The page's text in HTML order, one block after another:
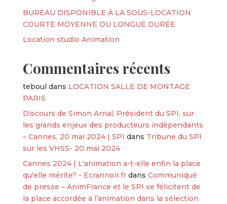
BUREAU DISPONIBLE À LA SOUS-LOCATION
COURTE MOYENNE OU LONGUE DURÉE
Location studio Animation
Commentaires récents
teboul dans LOCATION SALLE DE MONTAGE
PARIS
Discours de Simon Arnal, Président du SPI, sur
les grands enjeux des producteurs indépendants
– Cannes, 20 mai 2024 | SPI dans Tribune du SPI
sur les VHSS- 20 mai 2024
Cannes 2024 | L'animation a-t-elle enfin la place
qu'elle mérite? - Ecrannoir.frdans Communiqué
de presse – AnimFrance et le SPI se félicitent de
la place accordée à l’animation dans la sélection